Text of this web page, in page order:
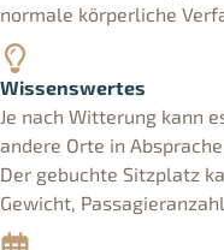
normale körperliche
Wissenswertes
Je nach Witterung kann
andere Orte in
Der gebuchte Sitzplatz
Gewicht,